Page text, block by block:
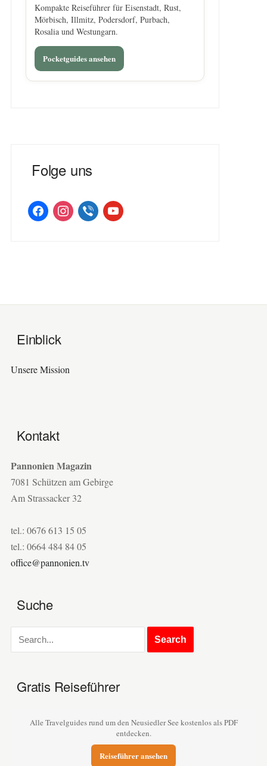
Kompakte Reiseführer für Eisenstadt, Rust,
Mörbisch, Illmitz, Podersdorf, Purbach,
Rosalia und Westungarn.
Pocketguides ansehen
Folge uns
facebookinstagramviber youtube
Einblick
Unsere Mission
Kontakt
Pannonien Magazin
7081 Schützen am Gebirge
Am Strassacker 32
tel.: 0676 613 15 05
tel.: 0664 484 84 05
office@pannonien.tv
Suche
Gratis Reiseführer
Alle Travelguides rund um den Neusiedler See kostenlos als PDF
entdecken.
Reiseführer ansehen